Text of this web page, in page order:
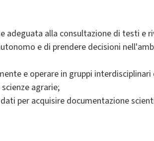
adeguata alla consultazione di testi e
e di prendere decisioni
e operare in gruppi
agrarie;
per acquisire documentazione